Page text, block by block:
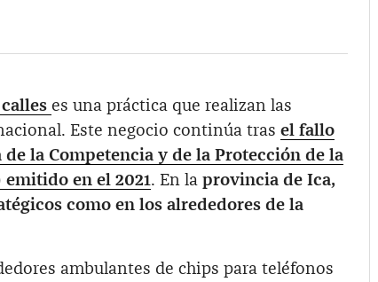
es una práctica que realizan las
Este negocio continúa tras el fallo
la Competencia y de la Protección de la
en el 2021. En la provincia de Ica,
como en los alrededores de la
ambulantes de chips para teléfonos